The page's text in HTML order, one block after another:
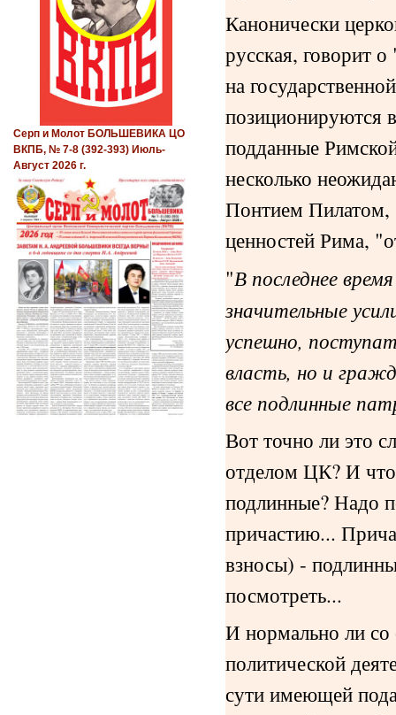
Канонически
русская, говорит
на
позиционируются
подданные
несколько
Понтием Пилатом,
ценностей Рима,
"В последнее
значительные
успешно,
власть, но и
все подлинные
Вот точно ли это
отделом ЦК? И что
подлинные? Надо
причастию...
взносы) -
посмотреть...
И нормально ли со
политической
сути имеющей
Серп и Молот БОЛЬШЕВИКА ЦО
ВКПБ, № 7-8 (392-393) Июль-
Август 2026 г.